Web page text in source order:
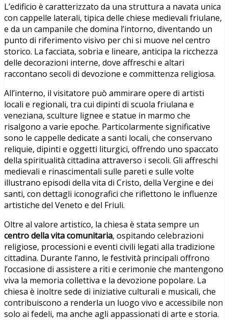
L’edificio è caratterizzato da una struttura a navata unica
con cappelle laterali, tipica delle chiese medievali friulane,
e da un campanile che domina l’intorno, diventando un
punto di riferimento visivo per chi si muove nel centro
storico. La facciata, sobria e lineare, anticipa la ricchezza
delle decorazioni interne, dove affreschi e altari
raccontano secoli di devozione e committenza religiosa.
All’interno, il visitatore può ammirare opere di artisti
locali e regionali, tra cui dipinti di scuola friulana e
veneziana, sculture lignee e statue in marmo che
risalgono a varie epoche. Particolarmente significative
sono le cappelle dedicate a santi locali, che conservano
reliquie, dipinti e oggetti liturgici, offrendo uno spaccato
della spiritualità cittadina attraverso i secoli. Gli affreschi
medievali e rinascimentali sulle pareti e sulle volte
illustrano episodi della vita di Cristo, della Vergine e dei
santi, con dettagli iconografici che riflettono le influenze
artistiche del Veneto e del Friuli.
Oltre al valore artistico, la chiesa è stata sempre un
centro della vita comunitaria, ospitando celebrazioni
religiose, processioni e eventi civili legati alla tradizione
cittadina. Durante l’anno, le festività principali offrono
l’occasione di assistere a riti e cerimonie che mantengono
viva la memoria collettiva e la devozione popolare. La
chiesa è inoltre sede di iniziative culturali e musicali, che
contribuiscono a renderla un luogo vivo e accessibile non
solo ai fedeli, ma anche agli appassionati di arte e storia.